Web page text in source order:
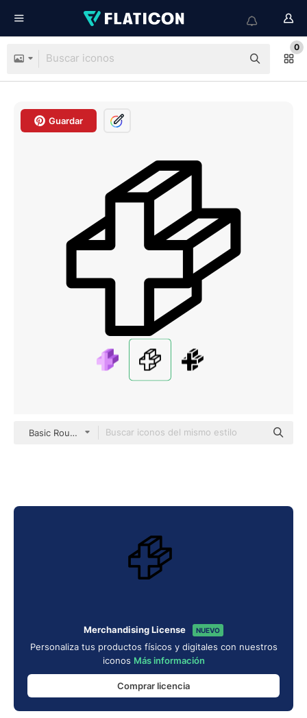
0
Guardar
Basic Rounded Lineal
Merchandising License NUEVO
Personaliza tus productos físicos y digitales con nuestros
iconos Más información
Comprar licencia